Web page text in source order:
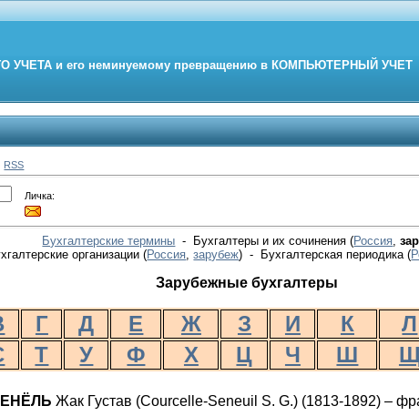
УЧЕТА и его неминуемому превращению в КОМПЬЮТЕРНЫЙ УЧЕТ
RSS
Личка:
Бухгалтерские термины - Бухгалтеры и их сочинения (Россия ,
организации (Россия ,зарубеж) - Бухгалтерская периодика(
Зарубежные бухгалтеры
Г Д Е Ж З И К Л
Т У Ф Х Ц Ч Ш
Жак Густав (Courcelle-Seneuil S.G.) (1813-1892) –